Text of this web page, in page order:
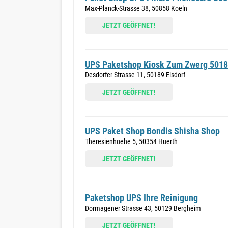
Max-Planck-Strasse 38, 50858 Koeln
JETZT GEÖFFNET!
UPS Paketshop Kiosk Zum Zwerg
Desdorfer Strasse 11, 50189 Elsdorf
JETZT GEÖFFNET!
UPS Paket Shop Bondis Shisha Shop
Theresienhoehe 5, 50354 Huerth
JETZT GEÖFFNET!
Paketshop UPS Ihre Reinigung
Dormagener Strasse 43, 50129 Bergheim
JETZT GEÖFFNET!